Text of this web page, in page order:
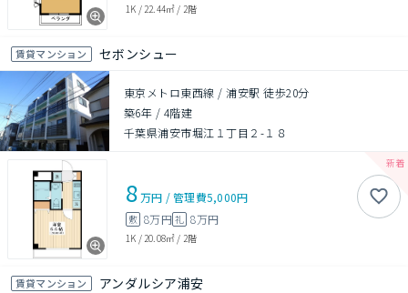
1K / 22.44㎡ / 2階
賃貸マンション セボンシュー
東京メトロ東西線 / 浦安駅 徒歩20分
築6年 / 4階建
千葉県浦安市堀江１丁目２-１８
8万円 /管理費5,000円
敷 8万円礼 8万円
1K / 20.08㎡ / 2階
賃貸マンション アンダルシア浦安